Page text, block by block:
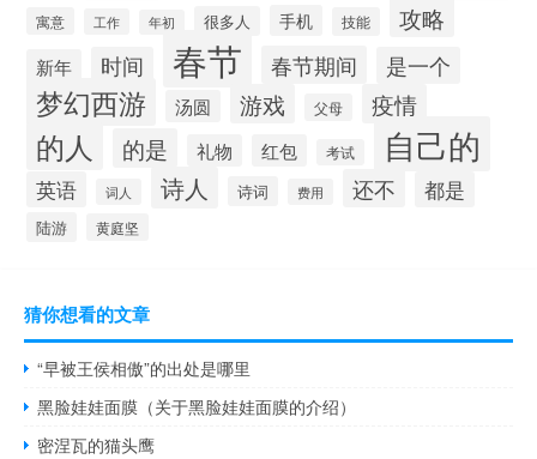
寓意 工作 年初 很多人 手机 技能 攻略
新年 时间 春节 春节期间 是一个
梦幻西游 汤圆 游戏 父母 疫情
的人 的是 礼物 红包 考试 自己的
英语 词人 诗人 诗词 费用 还不 都是
陆游 黄庭坚
猜你想看的文章
“早被王侯相傲”的出处是哪里
黑脸娃娃面膜（关于黑脸娃娃面膜的介绍）
密涅瓦的猫头鹰